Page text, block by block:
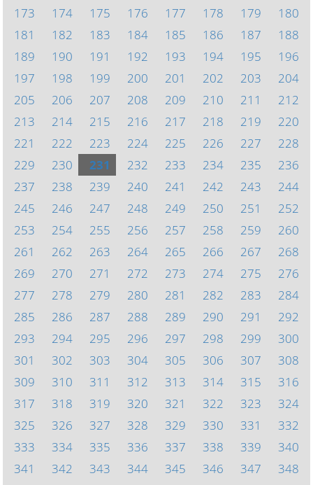
173
174 175 176 177 178 179
180
181
182 183 184 185 186 187
188
189
190 191 192 193 194 195
196
197
198 199 200 201 202 203
204
205
206 207 208 209 210 211
212
213
214 215 216 217 218 219
220
221
222 223 224 225 226 227
228
229
230 231 232 233 234 235
236
237
238 239 240 241 242 243
244
245
246 247 248 249 250 251
252
253
254 255 256 257 258 259
260
261
262 263 264 265 266 267
268
269
270 271 272 273 274 275
276
277
278 279 280 281 282 283
284
285
286 287 288 289 290 291
292
293
294 295 296 297 298 299
300
301
302 303 304 305 306 307
308
309
310 311 312 313 314 315
316
317
318 319 320 321 322 323
324
325
326 327 328 329 330 331
332
333
334 335 336 337 338 339
340
341
342 343 344 345 346 347
348